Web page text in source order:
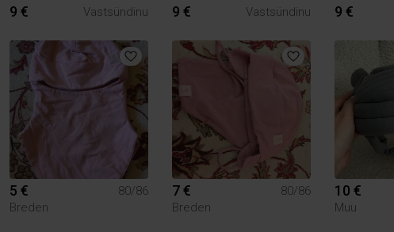
9 € Vastsündinu 9 € Vastsündinu 9 €
5 €
80/86
Breden
7 €
80/86
Breden
10 €
Muu